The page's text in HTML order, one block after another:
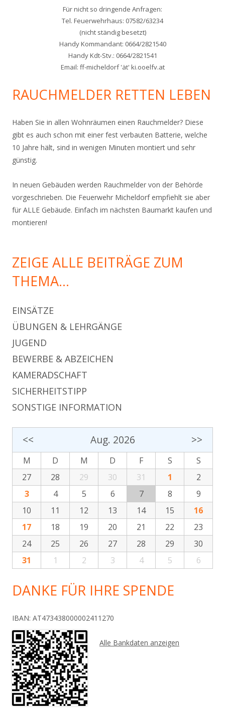
Für nicht so dringende Anfragen:
Tel. Feuerwehrhaus: 07582/63234
(nicht ständig besetzt)
Handy Kommandant: 0664/2821540
Handy Kdt-Stv.: 0664/2821541
Email: ff-micheldorf 'ät' ki.ooelfv.at
RAUCHMELDER RETTEN LEBEN
Haben Sie in allen Wohnräumen einen Rauchmelder? Diese
gibt es auch schon mit einer fest verbauten Batterie, welche
10 Jahre hält, sind in wenigen Minuten montiert und sehr
günstig.
In neuen Gebäuden werden Rauchmelder von der Behörde
vorgeschrieben. Die Feuerwehr Micheldorf empfiehlt sie aber
für ALLE Gebäude. Einfach im nächsten Baumarkt kaufen und
montieren!
ZEIGE ALLE BEITRÄGE ZUM
THEMA…
EINSÄTZE
ÜBUNGEN & LEHRGÄNGE
JUGEND
BEWERBE & ABZEICHEN
KAMERADSCHAFT
SICHERHEITSTIPP
SONSTIGE INFORMATION
<< Aug. 2026 >>
M D M D F S
S
27
28 29 30 31 1
2
3
4 5 6 7 8
9
10
11 12 13 14 15
16
17
18 19 20 21 22
23
24
25 26 27 28 29
30
31
1 2 3 4 5 6
DANKE FÜR IHRE SPENDE
IBAN: AT473438000002411270
Alle Bankdaten anzeigen